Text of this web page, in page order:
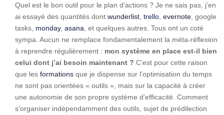
Quel est le bon outil pour le plan d’actions ? Je ne sais pas, j’en
ai essayé des quantités dont wunderlist trello evernote , google
tasks, monday, asana , et quelques autres. Tous ont un coté
sympa. Aucun ne remplace fondamentalement la méta-réflexion
à reprendre régulièrement : mon système en place est-il bien
celui dont j’ai besoin maintenant ? C’est pour cette raison
que les formations que je dispense sur l’optimisation du temps
ne sont pas orientées « outils », mais sur la capacité à créer
une autonomie de son propre système d’efficacité. Comment
s’organiser indépendamment des outils, sujet de prédilection